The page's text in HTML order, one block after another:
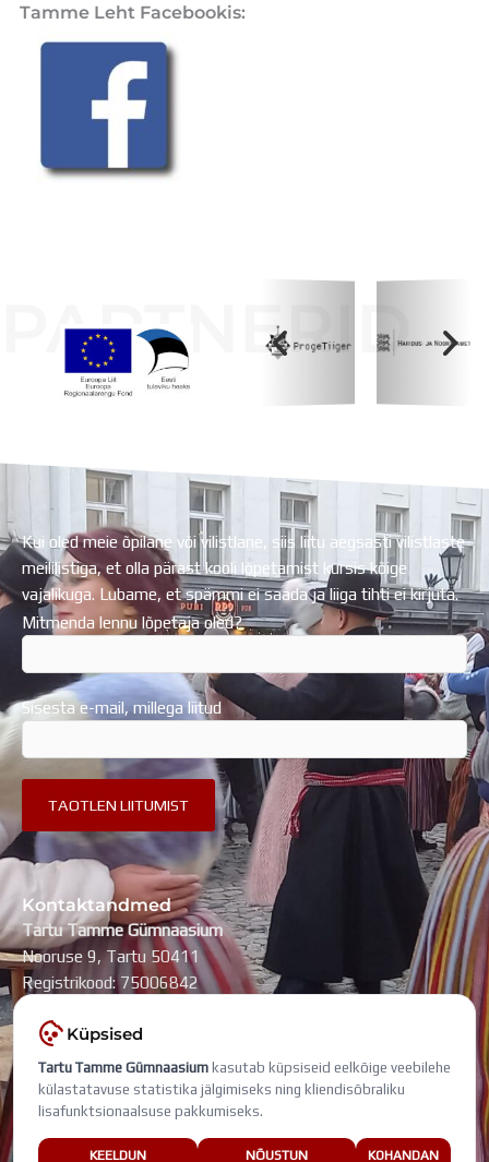
Tamme Leht Facebookis:
PARTNERID
Kui oled meie õpilane või vilistlane, siis liitu aegsasti vilistlaste
meililistiga, et olla pärast kooli lõpetamist kursis kõige
vajalikuga. Lubame, et spämmi ei saada ja liiga tihti ei kirjuta.
Mitmenda lennu lõpetaja oled?
Sisesta e-mail, millega liitud
Kontaktandmed
Tartu Tamme Gümnaasium
Nooruse 9, Tartu 50411
Registrikood: 75006842
KONTAKTID
SearchSearch
Küpsised
Tartu Tamme Gümnaasium kasutab küpsiseid eelkõige veebilehe
külastatavuse statistika jälgimiseks ning kliendisõbraliku
lisafunktsionaalsuse pakkumiseks.
KEELDUN NÕUSTUN KOHANDAN